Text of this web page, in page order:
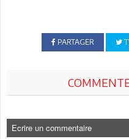
PARTAGER
Ecrire un commentaire